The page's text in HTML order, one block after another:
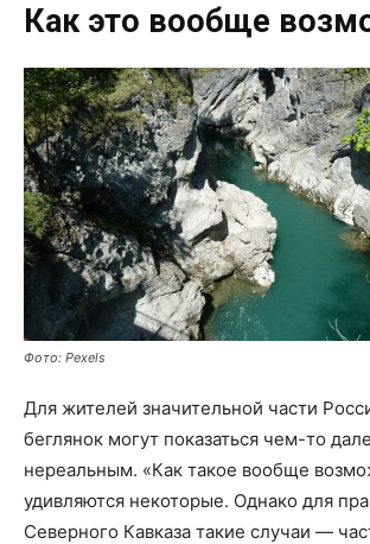
Как это вообще
Фото: Pexels
Для жителей значительной части
беглянок могут показаться чем-то
нереальным. «Как такое вообще
удивляются некоторые. Однако для
Северного Кавказа такие случаи —